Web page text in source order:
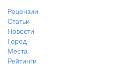
Рецензии
Статьи
Новости
Город
Места
Рейтинги